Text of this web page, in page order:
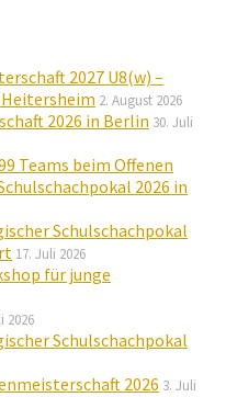
2027 U8(w) –
Heitersheim 2. August 2026
2026 in Berlin 30. Juli
Teams beim Offenen
2026 in
Schulschachpokal
17. Juli 2026
für junge
2026
Schulschachpokal
2026 3. Juli